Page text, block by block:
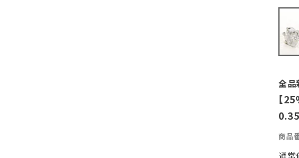
全品
【
商品